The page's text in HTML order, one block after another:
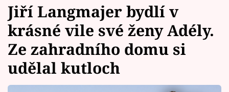
Témata
Celebrity
Vztahy
Jiří Langmajer bydlí v
krásné vile své ženy Adély.
Ze zahradního domu si
udělal kutloch